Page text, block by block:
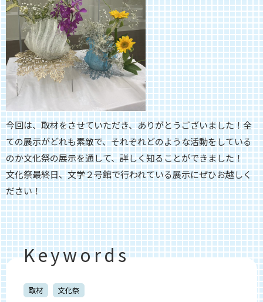
今回は、取材をさせていただき、ありがとうございました！全
ての展示がどれも素敵で、それぞれどのような活動をしている
のか文化祭の展示を通して、詳しく知ることができました！
文化祭最終日、文学２号館で行われている展示にぜひお越しく
ださい！
Keywords
取材 文化祭